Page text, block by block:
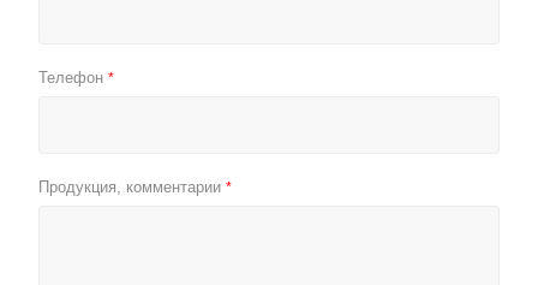
Телефон *
Продукция, комментарии *